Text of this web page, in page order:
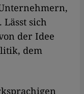
sich
der Idee
dem